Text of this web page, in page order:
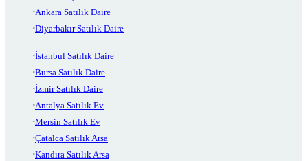
Ankara Satılık Daire
Diyarbakır Satılık Daire
İstanbul Satılık Daire
Bursa Satılık Daire
İzmir Satılık Daire
Antalya Satılık Ev
Mersin Satılık Ev
Çatalca Satılık Arsa
Kandıra Satılık Arsa